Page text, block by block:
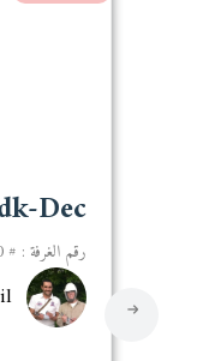
Dec
رقم الغرفة : # 50